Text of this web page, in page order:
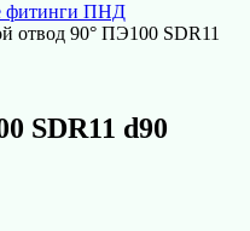
фитинги ПНД
отвод 90° ПЭ100 SDR11
SDR11 d90